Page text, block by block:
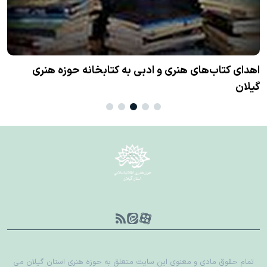
تمام حقوق مادی و معنوی این سایت متعلق به حوزه هنری استان گیلان می